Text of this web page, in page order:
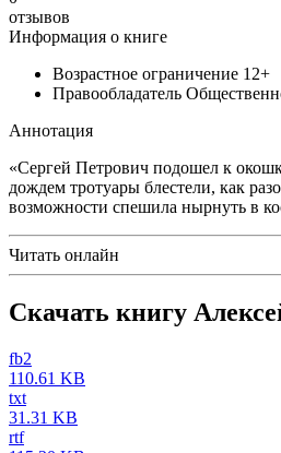
отзывов
Информация о книге
Возрастное ограничение 12+
Правообладатель
Аннотация
«Сергей Петрович подошел к
дождем тротуары блестели, как
возможности спешила нырнуть в
Читать онлайн
Скачать книгу
fb2
110.61 KB
txt
31.31 KB
rtf